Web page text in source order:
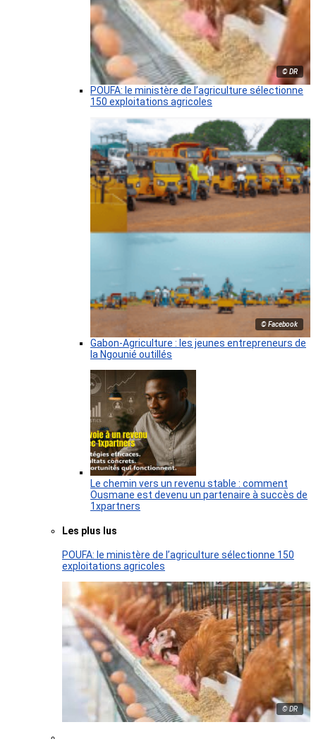
© DR
POUFA: le ministère de l’agriculture sélectionne
150 exploitations agricoles
© Facebook
Gabon-Agriculture : les jeunes entrepreneurs de
la Ngounié outillés
Le chemin vers un revenu stable : comment
Ousmane est devenu un partenaire à succès de
1xpartners
Les plus lus
POUFA: le ministère de l’agriculture sélectionne 150
exploitations agricoles
© DR